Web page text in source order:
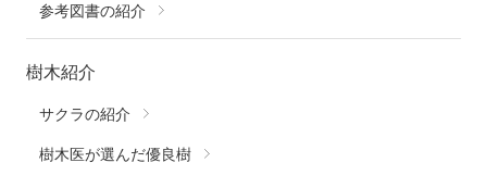
参考図書の紹介
樹木紹介
サクラの紹介
樹木医が選んだ優良樹